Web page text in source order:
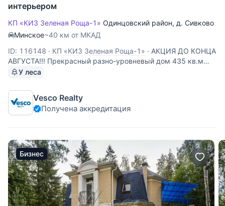
интерьером
КП «КИЗ Зеленая Роща-1» Одинцовский район, д. Сивково
Минское~40 км от МКАД
ID: 116148 · КП «КИЗ Зеленая Роща-1» · АКЦИЯ ДО КОНЦА
АВГУСТА!!! Прекрасный разно-уровневый дом 435 кв.м
полностью готов к проживанию. Интерьер выполнен в
качественно и со вкусом! Двери, полы и плинтуса из
массива дуба. 1 этаж:
У леса
Vesco Realty
Получена аккредитация
Бизнес